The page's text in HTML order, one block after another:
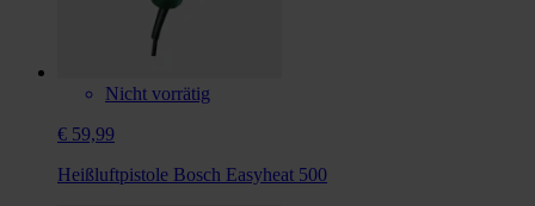
Nicht vorrätig
€ 59,99
Heißluftpistole Bosch Easyheat 500